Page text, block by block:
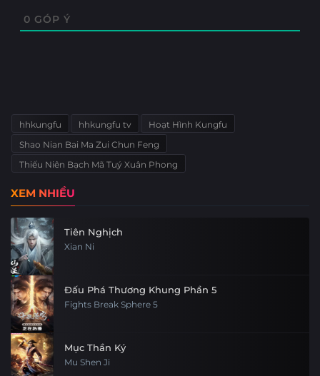
0 GÓP Ý
hhkungfu hhkungfu tv
Hoạt Hình Kungfu
Shao Nian Bai Ma Zui Chun Feng
Thiếu Niên Bạch Mã Tuý Xuân Phong
XEM NHIỀU
Tiên Nghịch
Xian Ni
Đấu Phá Thương Khung Phần 5
Fights Break Sphere 5
Mục Thần Ký
Mu Shen Ji